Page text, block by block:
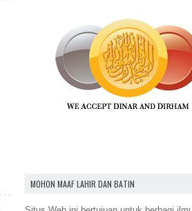
MOHON MAAF LAHIR DAN BATIN